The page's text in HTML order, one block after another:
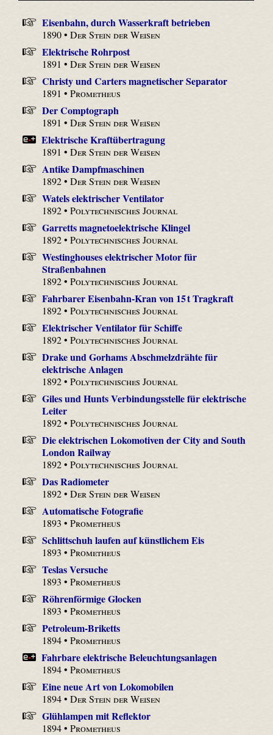
Eisenbahn, durch Wasserkraft betrieben
1890 •Der Stein der Weisen
Elektrische Rohrpost
1891 •Der Stein der Weisen
Christy und Carters magnetischer Separator
1891 •Prometheus
Der Comptograph
1891 •Der Stein der Weisen
Elektrische Kraftübertragung
1891 •Der Stein der Weisen
Antike Dampfmaschinen
1892 •Der Stein der Weisen
Watels elektrischer Ventilator
1892 •Polytechnisches Journal
Garretts magnetoelektrische Klingel
1892 •Polytechnisches Journal
Westinghouses elektrischer Motor für
Straßenbahnen
1892 •Polytechnisches Journal
Fahrbarer Eisenbahn-Kran von 15 t Tragkraft
1892 •Polytechnisches Journal
Elektrischer Ventilator für Schiffe
1892 •Polytechnisches Journal
Drake und Gorhams Abschmelzdrähte für
elektrische Anlagen
1892 •Polytechnisches Journal
Giles und Hunts Verbindungsstelle für elektrische
Leiter
1892 •Polytechnisches Journal
Die elektrischen Lokomotiven der City and South
London Railway
1892 •Polytechnisches Journal
Das Radiometer
1892 •Der Stein der Weisen
Automatische Fotografie
1893 •Prometheus
Schlittschuh laufen auf künstlichem Eis
1893 •Prometheus
Teslas Versuche
1893 •Prometheus
Röhrenförmige Glocken
1893 •Prometheus
Petroleum-Briketts
1894 •Prometheus
Fahrbare elektrische Beleuchtungsanlagen
1894 •Prometheus
Eine neue Art von Lokomobilen
1894 •Der Stein der Weisen
Glühlampen mit Reflektor
1894 •Prometheus